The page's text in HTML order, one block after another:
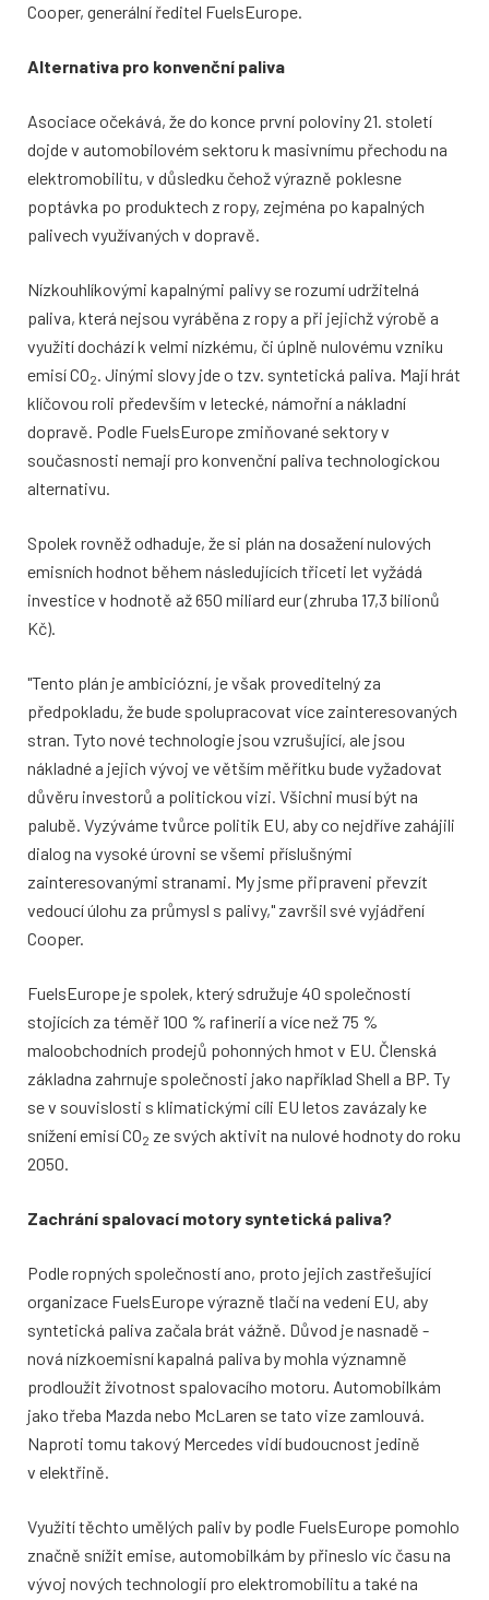
Cooper, generální ředitel FuelsEurope.
Alternativa pro konvenční paliva
Asociace očekává, že do konce první poloviny 21. století
dojde v automobilovém sektoru k masivnímu přechodu na
elektromobilitu, v důsledku čehož výrazně poklesne
poptávka po produktech z ropy, zejména po kapalných
palivech využívaných v dopravě.
Nízkouhlíkovými kapalnými palivy se rozumí udržitelná
paliva, která nejsou vyráběna z ropy a při jejichž výrobě a
využití dochází k velmi nízkému, či úplně nulovému vzniku
emisí CO2. Jinými slovy jde o tzv. syntetická paliva. Mají hrát
klíčovou roli především v letecké, námořní a nákladní
dopravě. Podle FuelsEurope zmiňované sektory v
současnosti nemají pro konvenční paliva technologickou
alternativu.
Spolek rovněž odhaduje, že si plán na dosažení nulových
emisních hodnot během následujících třiceti let vyžádá
investice v hodnotě až 650 miliard eur (zhruba 17,3 bilionů
Kč).
"Tento plán je ambiciózní, je však proveditelný za
předpokladu, že bude spolupracovat více zainteresovaných
stran. Tyto nové technologie jsou vzrušující, ale jsou
nákladné a jejich vývoj ve větším měřítku bude vyžadovat
důvěru investorů a politickou vizi. Všichni musí být na
palubě. Vyzýváme tvůrce politik EU, aby co nejdříve zahájili
dialog na vysoké úrovni se všemi příslušnými
zainteresovanými stranami. My jsme připraveni převzít
vedoucí úlohu za průmysl s palivy," završil své vyjádření
Cooper.
FuelsEurope je spolek, který sdružuje 40 společností
stojících za téměř 100 % rafinerií a více než 75 %
maloobchodních prodejů pohonných hmot v EU. Členská
základna zahrnuje společnosti jako například Shell a BP. Ty
se v souvislosti s klimatickými cíli EU letos zavázaly ke
snížení emisí CO2 ze svých aktivit na nulové hodnoty do roku
2050.
Zachrání spalovací motory syntetická paliva?
Podle ropných společností ano, proto jejich zastřešující
organizace FuelsEurope výrazně tlačí na vedení EU, aby
syntetická paliva začala brát vážně. Důvod je nasnadě -
nová nízkoemisní kapalná paliva by mohla významně
prodloužit životnost spalovacího motoru. Automobilkám
jako třeba Mazda nebo McLaren se tato vize zamlouvá.
Naproti tomu takový Mercedes vidí budoucnost jedině
v elektřině.
Využití těchto umělých paliv by podle FuelsEurope pomohlo
značně snížit emise, automobilkám by přineslo víc času na
vývoj nových technologií pro elektromobilitu a také na